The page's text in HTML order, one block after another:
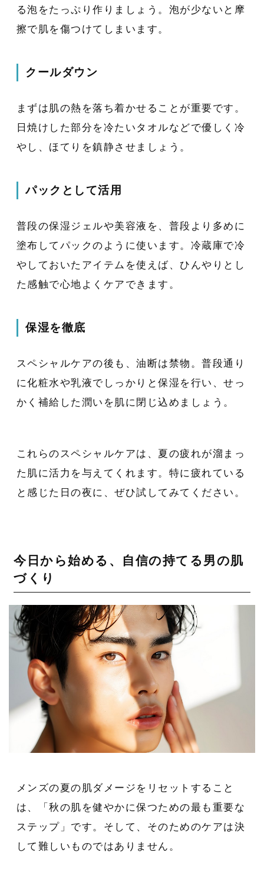
る泡をたっぷり作りましょう。泡が少ないと摩
擦で肌を傷つけてしまいます。
クールダウン
まずは肌の熱を落ち着かせることが重要です。
日焼けした部分を冷たいタオルなどで優しく冷
やし、ほてりを鎮静させましょう。
パックとして活用
普段の保湿ジェルや美容液を、普段より多めに
塗布してパックのように使います。冷蔵庫で冷
やしておいたアイテムを使えば、ひんやりとし
た感触で心地よくケアできます。
保湿を徹底
スペシャルケアの後も、油断は禁物。普段通り
に化粧水や乳液でしっかりと保湿を行い、せっ
かく補給した潤いを肌に閉じ込めましょう。
これらのスペシャルケアは、夏の疲れが溜まっ
た肌に活力を与えてくれます。特に疲れている
と感じた日の夜に、ぜひ試してみてください。
今日から始める、自信の持てる男の肌
づくり
メンズの夏の肌ダメージをリセットすること
は、「秋の肌を健やかに保つための最も重要な
ステップ」です。そして、そのためのケアは決
して難しいものではありません。